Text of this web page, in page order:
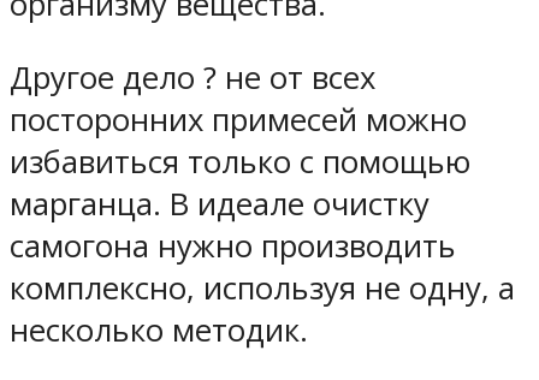
Другое дело ? не от всех
посторонних примесей можно
избавиться только с помощью
марганца. В идеале очистку
самогона нужно производить
комплексно, используя не одну, а
несколько методик.